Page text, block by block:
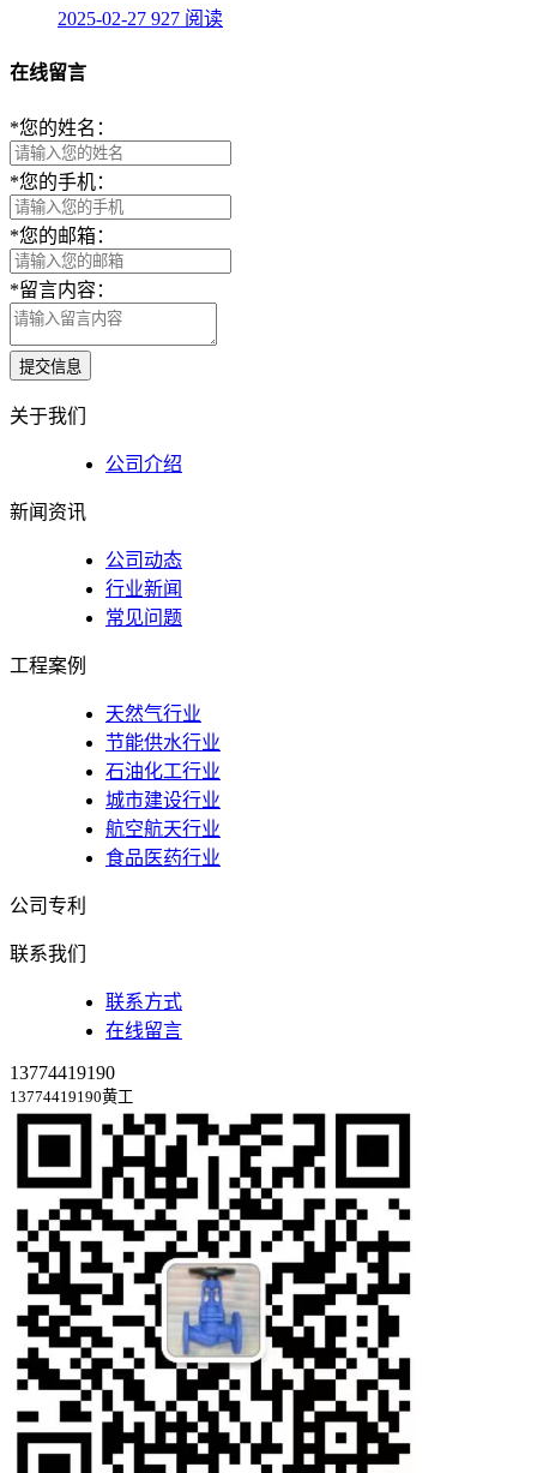
2025-02-27 927 阅读
在线留言
*您的姓名：
*您的手机：
*您的邮箱：
*留言内容：
提交信息
关于我们
公司介绍
新闻资讯
公司动态
行业新闻
常见问题
工程案例
天然气行业
节能供水行业
石油化工行业
城市建设行业
航空航天行业
食品医药行业
公司专利
联系我们
联系方式
在线留言
13774419190
13774419190黄工